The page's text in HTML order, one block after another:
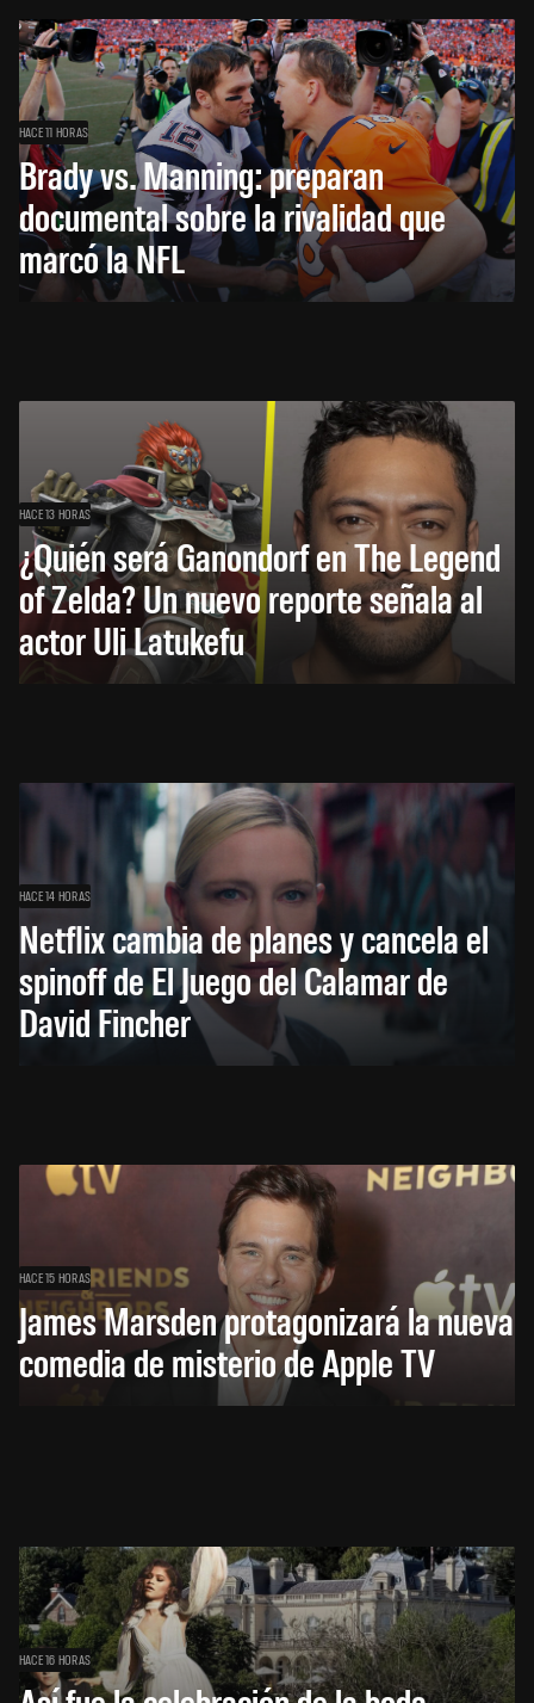
HACE 11 HORAS
Brady vs. Manning: preparan
documental sobre la rivalidad que
marcó la NFL
HACE 13 HORAS
¿Quién será Ganondorf en The Legend
of Zelda? Un nuevo reporte señala al
actor Uli Latukefu
HACE 14 HORAS
Netflix cambia de planes y cancela el
spinoff de El Juego del Calamar de
David Fincher
HACE 15 HORAS
James Marsden protagonizará la nueva
comedia de misterio de Apple TV
HACE 16 HORAS